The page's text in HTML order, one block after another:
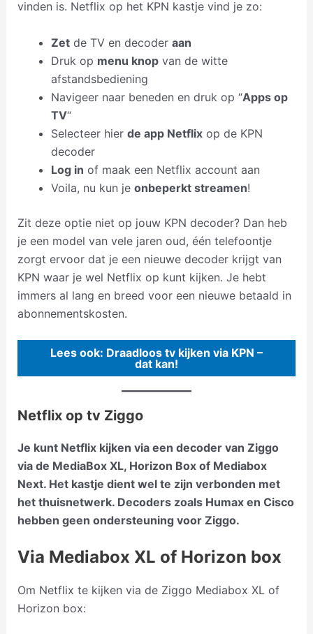
vinden is. Netflix op het KPN kastje vind je zo:
Zetde TV en decoder aan
Druk op menu knopvan de witte
afstandsbediening
Navigeer naar beneden en druk op “Apps op
TV“
Selecteer hier de app Netflixop de KPN
decoder
Log in of maak een Netflix account aan
Voila, nu kun je onbeperkt streamen!
Zit deze optie niet op jouw KPN decoder? Dan heb
je een model van vele jaren oud, één telefoontje
zorgt ervoor dat je een nieuwe decoder krijgt van
KPN waar je wel Netflix op kunt kijken. Je hebt
immers al lang en breed voor een nieuwe betaald in
abonnementskosten.
Lees ook: Draadloos tv kijken via KPN –
dat kan!
Netflix op tv Ziggo
Je kunt Netflix kijken via een decoder van Ziggo
via de MediaBox XL, Horizon Box of Mediabox
Next. Het kastje dient wel te zijn verbonden met
het thuisnetwerk. Decoders zoals Humax en Cisco
hebben geen ondersteuning voor Ziggo.
Via Mediabox XL of Horizon box
Om Netflix te kijken via de Ziggo Mediabox XL of
Horizon box: